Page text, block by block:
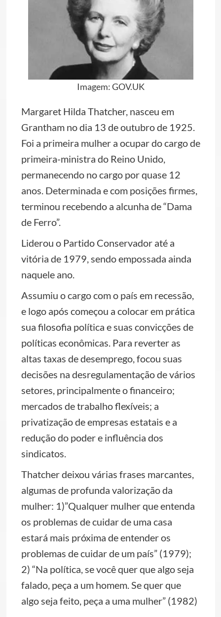
Imagem: GOV.UK
Margaret Hilda Thatcher, nasceu em
Grantham no dia 13 de outubro de 1925.
Foi a primeira mulher a ocupar do cargo de
primeira-ministra do Reino Unido,
permanecendo no cargo por quase 12
anos. Determinada e com posições firmes,
terminou recebendo a alcunha de “Dama
de Ferro”.
Liderou o Partido Conservador até a
vitória de 1979, sendo empossada ainda
naquele ano.
Assumiu o cargo com o país em recessão,
e logo após começou a colocar em prática
sua filosofia política e suas convicções de
políticas econômicas. Para reverter as
altas taxas de desemprego, focou suas
decisões na desregulamentação de vários
setores, principalmente o financeiro;
mercados de trabalho flexíveis; a
privatização de empresas estatais e a
redução do poder e influência dos
sindicatos.
Thatcher deixou várias frases marcantes,
algumas de profunda valorização da
mulher: 1)”Qualquer mulher que entenda
os problemas de cuidar de uma casa
estará mais próxima de entender os
problemas de cuidar de um país” (1979);
2) “Na política, se você quer que algo seja
falado, peça a um homem. Se quer que
algo seja feito, peça a uma mulher” (1982)